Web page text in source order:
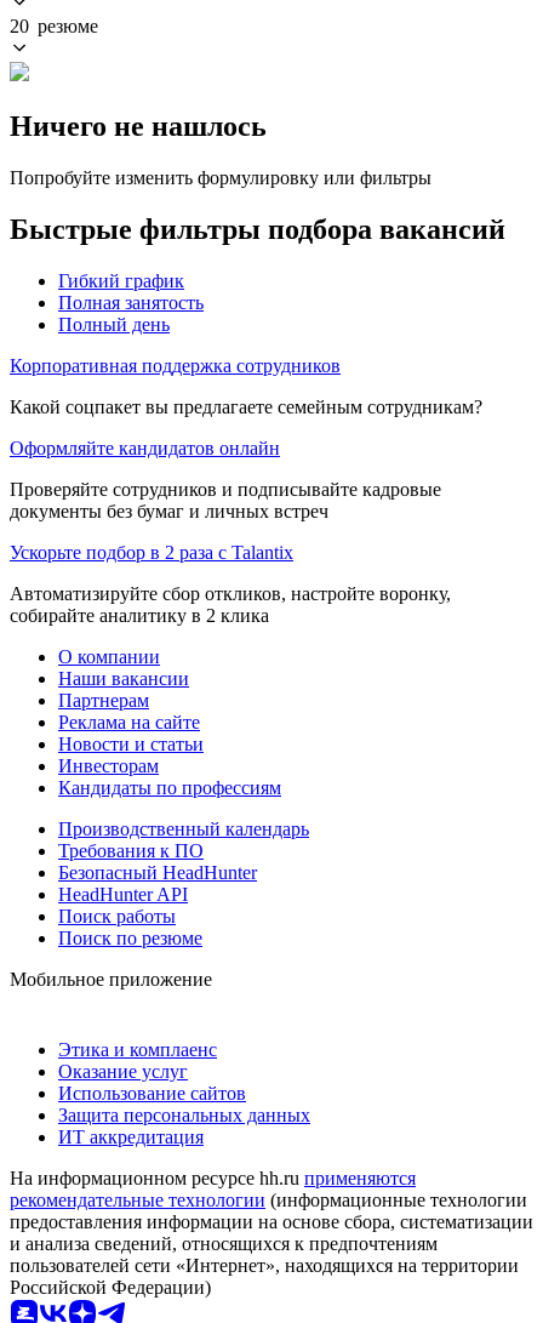
20 резюме
Ничего не нашлось
Попробуйте изменить формулировку или фильтры
Быстрые фильтры подбора вакансий
Гибкий график
Полная занятость
Полный день
Корпоративная поддержка сотрудников
Какой соцпакет вы предлагаете семейным сотрудникам?
Оформляйте кандидатов онлайн
Проверяйте сотрудников и подписывайте кадровые
документы без бумаг и личных встреч
Ускорьте подбор в 2 раза с Talantix
Автоматизируйте сбор откликов, настройте воронку,
собирайте аналитику в 2 клика
О компании
Наши вакансии
Партнерам
Реклама на сайте
Новости и статьи
Инвесторам
Кандидаты по профессиям
Производственный календарь
Требования к ПО
Безопасный HeadHunter
HeadHunter API
Поиск работы
Поиск по резюме
Мобильное приложение
Этика и комплаенс
Оказание услуг
Использование сайтов
Защита персональных данных
ИТ аккредитация
На информационном ресурсе hh.ru применяются
рекомендательные технологии (информационные технологии
предоставления информации на основе сбора, систематизации
и анализа сведений, относящихся к предпочтениям
пользователей сети «Интернет», находящихся на территории
Российской Федерации)